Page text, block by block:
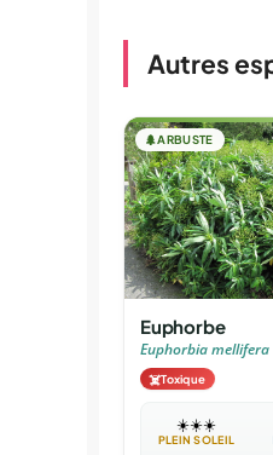
Autres
🌲ARBUSTE
Euphorbe
Euphorbia mellifera
☠️Toxique
☀️☀️☀️
PLEIN SOLEIL